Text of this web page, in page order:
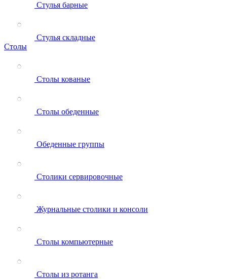
Стулья барные
Стулья складные
Столы
Столы кованые
Столы обеденные
Обеденные группы
Столики сервировочные
Журнальные столики и консоли
Столы компьютерные
Столы из ротанга